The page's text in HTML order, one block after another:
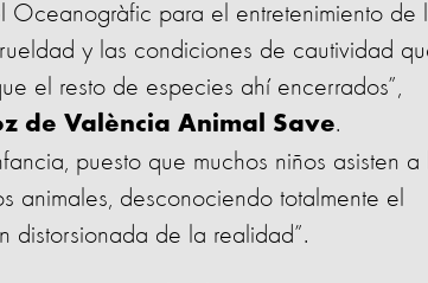
Oceanogràfic para el entretenimiento de
y las condiciones de cautividad
el resto de especies ahí encerrados”,
de València Animal Save.
puesto que muchos niños asisten a
animales, desconociendo totalmente el
distorsionada de la realidad”.